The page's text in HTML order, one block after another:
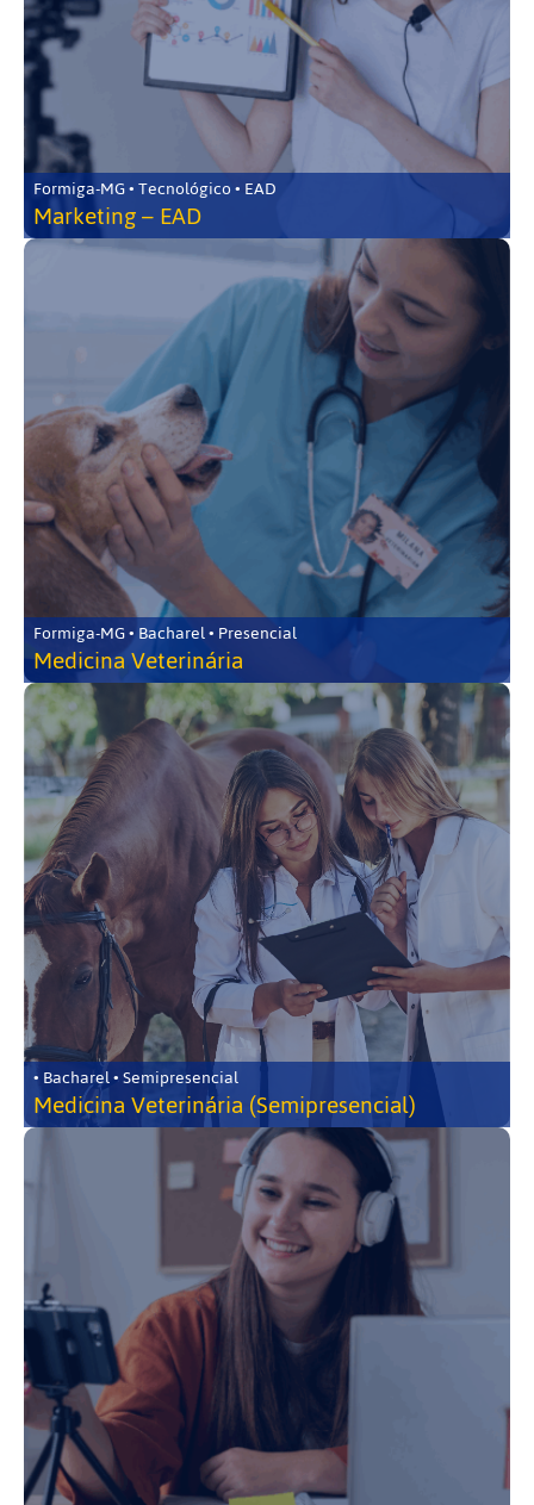
Formiga-MG • Tecnológico • EAD
Marketing – EAD
Formiga-MG • Bacharel • Presencial
Medicina Veterinária
• Bacharel • Semipresencial
Medicina Veterinária (Semipresencial)